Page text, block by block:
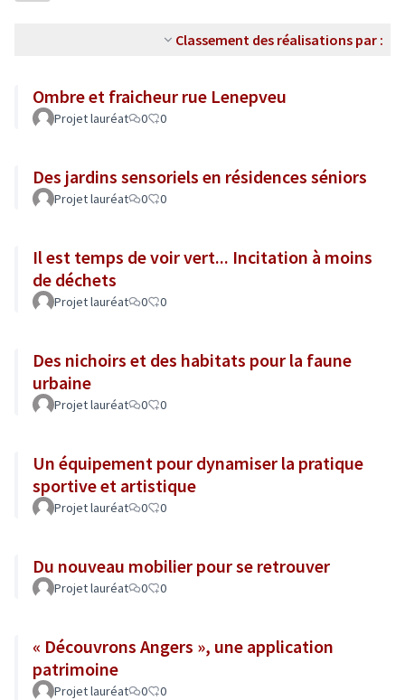
Classement des réalisations par :
Ombre et fraicheur rue Lenepveu
Projet lauréat 0 0
Des jardins sensoriels en résidences séniors
Projet lauréat 0 0
Il est temps de voir vert... Incitation à moins
de déchets
Projet lauréat 0 0
Des nichoirs et des habitats pour la faune
urbaine
Projet lauréat 0 0
Un équipement pour dynamiser la pratique
sportive et artistique
Projet lauréat 0 0
Du nouveau mobilier pour se retrouver
Projet lauréat 0 0
« Découvrons Angers », une application
patrimoine
Projet lauréat 0 0